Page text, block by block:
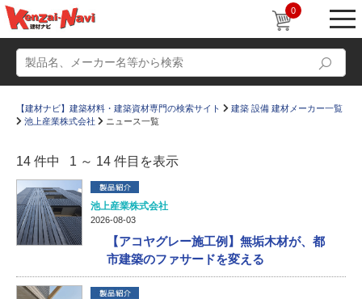
0
動画
かたなび
設計士インタビュー
Q＆A
【建材ナビ】建築材料・建築資材専門の検索サイト
建築 設備 建材メーカー一覧
池上産業株式会社
ニュース一覧
14 件中 1 ～ 14 件目を表示
池上産業株式会社
2026-08-03
【アコヤグレー施工例】無垢木材が、都
市建築のファサードを変える